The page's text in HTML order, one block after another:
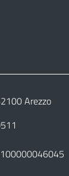
Arezzo